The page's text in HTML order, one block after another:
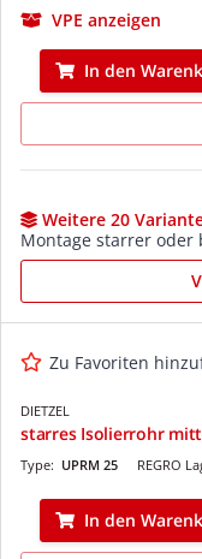
VPE anzeigen
In den
Weitere 20
Montage starrer oder
Zu Favoriten
DIETZEL
starres Isolierrohr
REGRO
Type: UPRM 25
In den